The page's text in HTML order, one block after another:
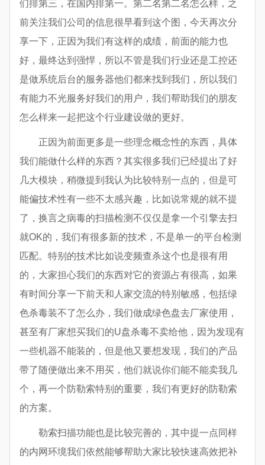
们排第三，在国内排第一。第二名第二名怎么样，之
前关注我们公司的信息很早看到这个图，今天再次分
享一下，正因为我们有这样的成绩，前面的能力也
好，最终达到强悍，所以不管是我们行业还是工控还
是做系统后台的服务器他们都来找到我们，所以我们
有能力不光服务好我们的用户，我们帮助我们的朋友
怎么样来一起把这个行业建设做的更好。
正因为前面更多是一些理念概念性的东西，具体
我们能做什么样的东西？其实很多我们已经提出了好
几大模块，稍微提到我认为比较特别一点的，但是可
能偏技术性有一些不太感兴趣，比如说常规的就不提
了，换言之病毒的扫描检测不仅仅是拿一个引擎去扫
就OK的，我们有很多新的技术，不是单一的平台检测
匹配。特别的技术比如说变频查杀这个也是很有用
的，大家担心我们的东西对它的资源占有很高，如果
有时间分享一下前天和人家交流的特别敏感，包括绿
色杀毒装不了怎么办，我们做成绿色盘去厂家使用，
甚至有厂家想买我们的U盘杀毒不卖给他，因为发现有
一些机器不能装的，但是他又要想发现，我们的产品
带了随便做出来不用买，他们就说你们能不能卖我几
个，再一个防勒索特别的重要，我们有更好的防勒索
的方案。
勒索扫描功能也是比较完善的，其中提一点同样
的内网环境我们依然能够帮助大家比较快速高效把补